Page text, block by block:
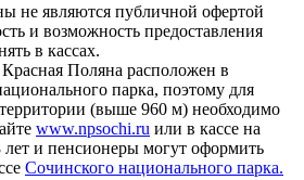
не являются публичной офертой
и возможность предоставления
в кассах.
Поляна расположен в
парка, поэтому для
(выше 960 м) необходимо
www.npsochi.ru или в кассе на
и пенсионеры могут оформить
Сочинского национального парка.